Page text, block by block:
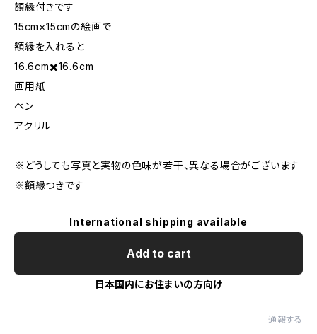
額縁付きです
15cm×15cmの絵画で
額縁を入れると
16.6cm✖️16.6cm
画用紙
ペン
アクリル
※どうしても写真と実物の色味が若干、異なる場合がございます
※額縁つきです
International shipping available
Add to cart
日本国内にお住まいの方向け
通報する